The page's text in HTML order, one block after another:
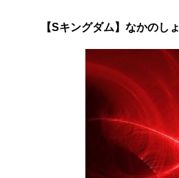
【Sキングダム】なかのし